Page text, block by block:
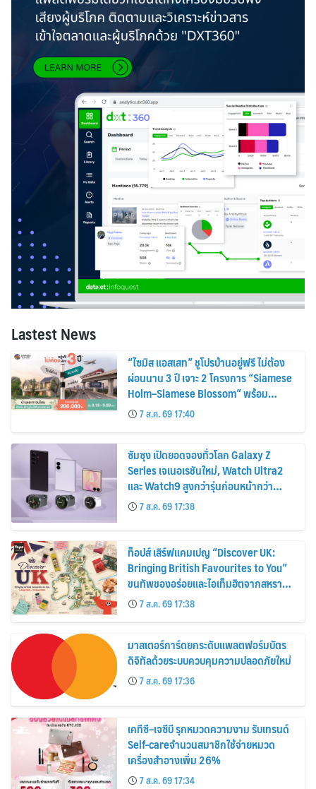
Lastest News
“ไซมิส แอสเสท” ชูโปรบ้านอยู่ฟรี ไม่ต้อง
ผ่อนนาน 3 ปี เจาะ 2 โครงการ “Siamese
Holm–Siamese Blossom” พร้อม
ส่วนลดและสิทธิพิเศษถึง 31 สิงหาคม
2569
7 ส.ค. 69 17:40
ซัมซุง เปิดยอดจองทั่วโลก Galaxy Z
Series เจเนอเรชันใหม่, Watch Ultra2
และ Watch9 สูงกว่ารุ่นก่อนหน้ากว่า
30%7 ส.ค. 69 17:38
ท็อปส์ เสิร์ฟแคมเปญ “Discover UK:
Bringing British Favourites to You”
ขนทัพของอร่อยและไอเท็มฮิตจากสหราช
อาณาจักร ส่งตรงถึงมือตั้งแต่วันนี้ – 18
สิงหาคมนี้
7 ส.ค. 69 17:38
มาสเตอร์การ์ดยกระดับแพลตฟอร์มบัตร
ดิจิทัลด้วยระบบควบคุมความปลอดภัยใหม่
7 ส.ค. 69 17:36
เคทีซี–เจซีบี รุกหมวดความงาม รับเทรนด์
Self-careจำนวนสมาชิกใช้จ่ายหมวด
เครื่องสำอางเพิ่ม 26%
7 ส.ค. 69 17:34